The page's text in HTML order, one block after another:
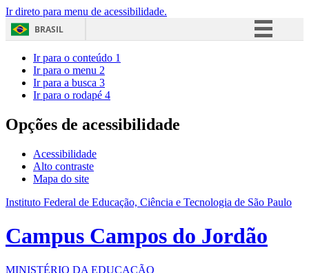
Ir direto para menu de acessibilidade.
BRASIL
Acesso à informação
Ir para o conteúdo 1
Ir para o menu 2
Ir para a busca 3
Ir para o rodapé 4
Opções de acessibilidade
Acessibilidade
Alto contraste
Mapa do site
Instituto Federal de Educação, Ciência e Tecnologia de São Paulo
Campus Campos do Jordão
MINISTÉRIO DA EDUCAÇÃO